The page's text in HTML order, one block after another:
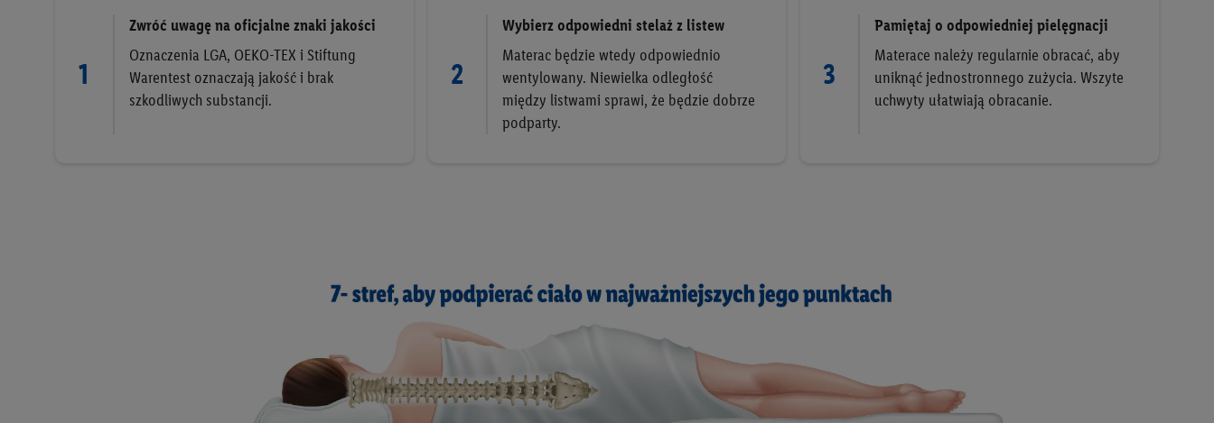
1
Zwróć uwagę na oficjalne znaki jakości
Oznaczenia LGA, OEKO-TEX i Stiftung
Warentest oznaczają jakość i brak
szkodliwych substancji.
2
Wybierz odpowiedni stelaż z listew
Materac będzie wtedy odpowiednio
wentylowany. Niewielka odległość
między listwami sprawi, że będzie dobrze
podparty.
3
Pamiętaj o odpowiedniej pielęgnacji
Materace należy regularnie obracać, aby
uniknąć jednostronnego zużycia. Wszyte
uchwyty ułatwiają obracanie.